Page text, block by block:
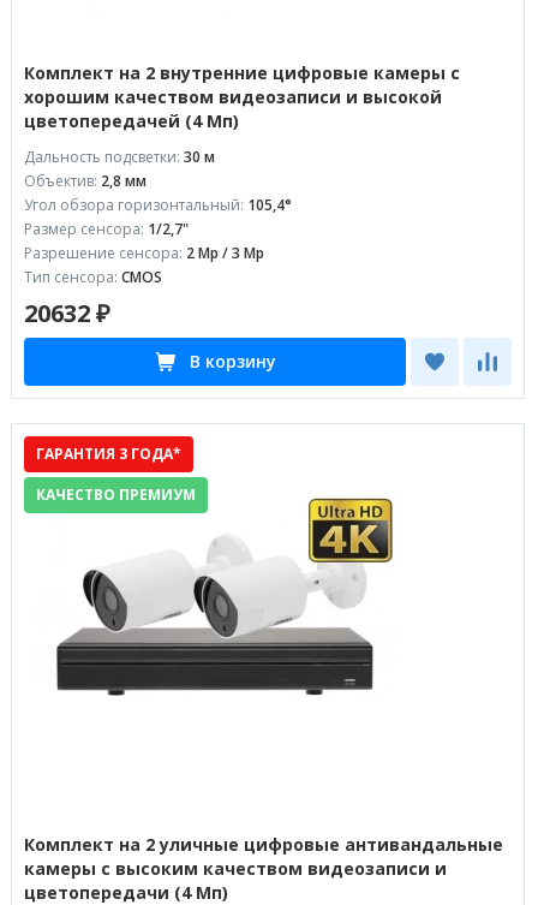
Комплект на 2 внутренние цифровые камеры с
хорошим качеством видеозаписи и высокой
цветопередачей (4 Мп)
Дальность подсветки: 30 м
Объектив: 2,8 мм
Угол обзора горизонтальный: 105,4°
Размер сенсора: 1/2,7"
Разрешение сенсора: 2 Mp / 3 Mp
Тип сенсора: CMOS
20632 ₽
В корзину
Комплект на 2 уличные цифровые антивандальные
камеры с высоким качеством видеозаписи и
цветопередачи (4 Мп)
ГАРАНТИЯ 3 ГОДА*
КАЧЕСТВО ПРЕМИУМ